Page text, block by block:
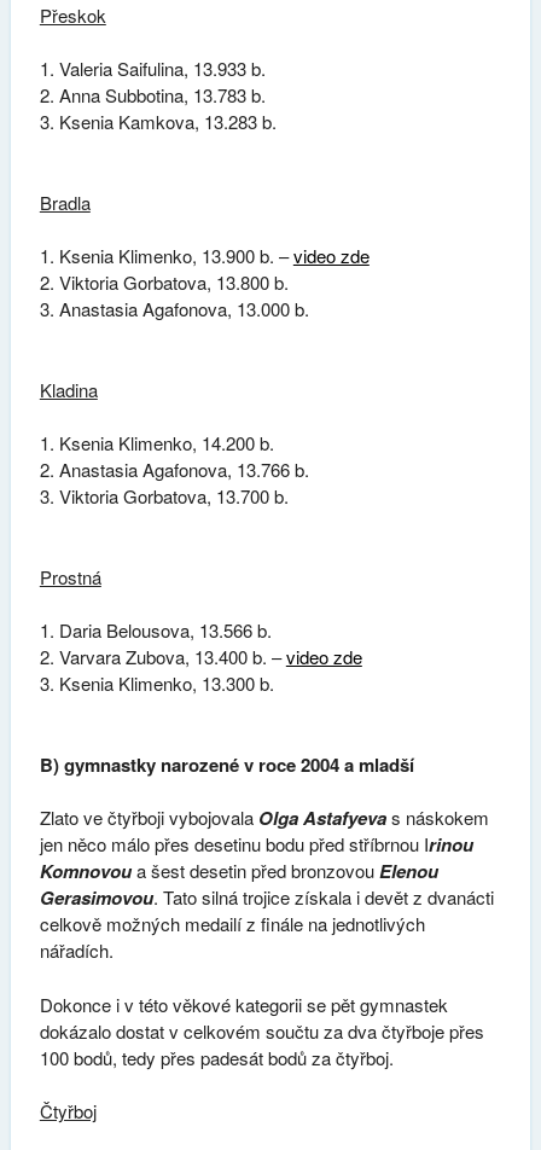
Přeskok
Valeria Saifulina, 13.933 b.
Anna Subbotina, 13.783 b.
Ksenia Kamkova, 13.283 b.
Bradla
Ksenia Klimenko, 13.900 b. –video zde
Viktoria Gorbatova, 13.800 b.
Anastasia Agafonova, 13.000 b.
Kladina
Ksenia Klimenko, 14.200 b.
Anastasia Agafonova, 13.766 b.
Viktoria Gorbatova, 13.700 b.
Prostná
Daria Belousova, 13.566 b.
Varvara Zubova, 13.400 b. –video zde
Ksenia Klimenko, 13.300 b.
B) gymnastky narozené v roce 2004 a mladší
Zlato ve čtyřboji vybojovala Olga Astafyevas náskokem
jen něco málo přes desetinu bodu před stříbrnou Irinou
Komnovoua šest desetin před bronzovouElenou
Gerasimovou. Tato silná trojice získala i devět z dvanácti
celkově možných medailí z finále na jednotlivých
nářadích.
Dokonce i v této věkové kategorii se pět gymnastek
dokázalo dostat v celkovém součtu za dva čtyřboje přes
100 bodů, tedy přes padesát bodů za čtyřboj.
Čtyřboj